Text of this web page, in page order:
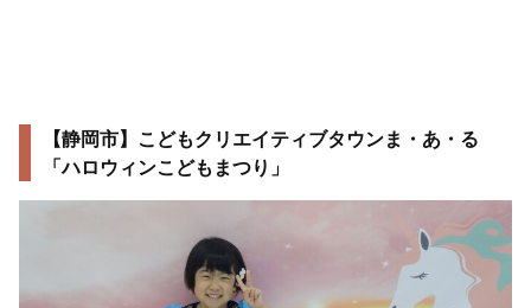
【静岡市】こどもクリエイティブタウンま・あ・る
「ハロウィンこどもまつり」